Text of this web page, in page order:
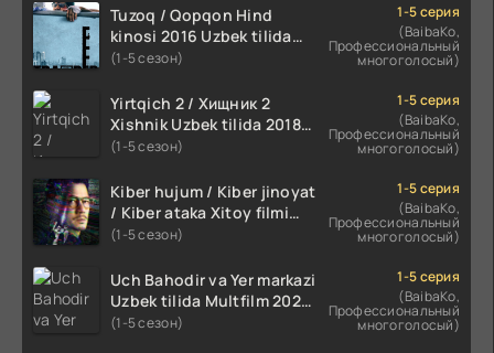
Tuzoq / Qopqon Hind
kinosi 2016 Uzbek tilida
tarjima film HD
(1-5 сезон)
1-5 серия
(BaibaKo,
Профессиональный
многоголосый)
Yirtqich 2 / Хищник 2
Xishnik Uzbek tilida 2018-
2024 O'zbekcha tarjima
(1-5 сезон)
1-5 серия
(BaibaKo,
Профессиональный
многоголосый)
Kiber hujum / Kiber jinoyat
/ Kiber ataka Xitoy filmi
Uzbek tilida O'zbekcha
HD skachat
(1-5 сезон)
1-5 серия
(BaibaKo,
Профессиональный
многоголосый)
Uch Bahodir va Yer markazi
Uzbek tilida Multfilm 2025
tarjima HD skachat
(1-5 сезон)
1-5 серия
(BaibaKo,
Профессиональный
многоголосый)